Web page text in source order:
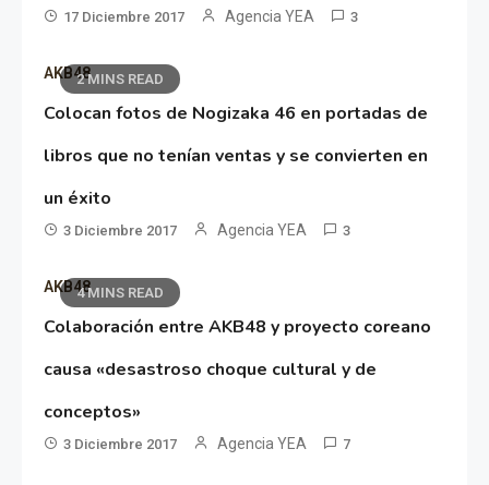
17 Diciembre 2017 Agencia YEA 3
2 MINS READ
AKB48
Colocan fotos de Nogizaka 46 en portadas de
libros que no tenían ventas y se convierten en
un éxito
3 Diciembre 2017 Agencia YEA 3
4 MINS READ
AKB48
Colaboración entre AKB48 y proyecto coreano
causa «desastroso choque cultural y de
conceptos»
3 Diciembre 2017 Agencia YEA 7